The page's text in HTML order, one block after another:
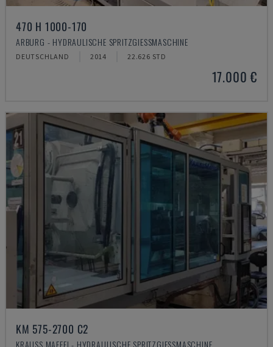
470 H 1000-170
ARBURG - HYDRAULISCHE SPRITZGIESSMASCHINE
DEUTSCHLAND 2014 22.626 STD
17.000 €
KM 575-2700 C2
KRAUSS MAFFEI - HYDRAULISCHE SPRITZGIESSMASCHINE